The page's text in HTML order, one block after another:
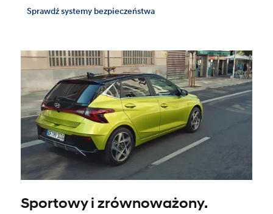
Sprawdź systemy bezpieczeństwa
Sportowy i zrównoważony.